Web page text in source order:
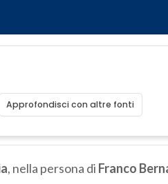
Approfondisci con altre fonti
, nella persona di Franco